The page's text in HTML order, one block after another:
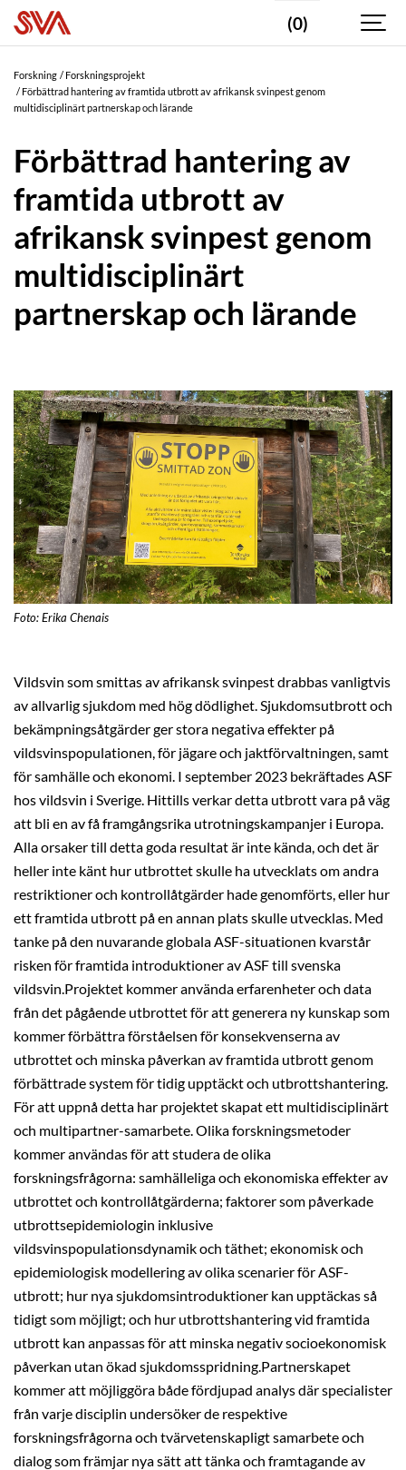
(0)
Forskning
Forskningsprojekt
Förbättrad hantering av framtida utbrott av afrikansk svinpest genom
multidisciplinärt partnerskap och lärande
Förbättrad hantering av
framtida utbrott av
afrikansk svinpest genom
multidisciplinärt
partnerskap och lärande
Foto: Erika Chenais
Vildsvin som smittas av afrikansk svinpest drabbas vanligtvis
av allvarlig sjukdom med hög dödlighet. Sjukdomsutbrott och
bekämpningsåtgärder ger stora negativa effekter på
vildsvinspopulationen, för jägare och jaktförvaltningen, samt
för samhälle och ekonomi. I september 2023 bekräftades ASF
hos vildsvin i Sverige. Hittills verkar detta utbrott vara på väg
att bli en av få framgångsrika utrotningskampanjer i Europa.
Alla orsaker till detta goda resultat är inte kända, och det är
heller inte känt hur utbrottet skulle ha utvecklats om andra
restriktioner och kontrollåtgärder hade genomförts, eller hur
ett framtida utbrott på en annan plats skulle utvecklas. Med
tanke på den nuvarande globala ASF-situationen kvarstår
risken för framtida introduktioner av ASF till svenska
vildsvin.Projektet kommer använda erfarenheter och data
från det pågående utbrottet för att generera ny kunskap som
kommer förbättra förståelsen för konsekvenserna av
utbrottet och minska påverkan av framtida utbrott genom
förbättrade system för tidig upptäckt och utbrottshantering.
För att uppnå detta har projektet skapat ett multidisciplinärt
och multipartner-samarbete. Olika forskningsmetoder
kommer användas för att studera de olika
forskningsfrågorna: samhälleliga och ekonomiska effekter av
utbrottet och kontrollåtgärderna; faktorer som påverkade
utbrottsepidemiologin inklusive
vildsvinspopulationsdynamik och täthet; ekonomisk och
epidemiologisk modellering av olika scenarier för ASF-
utbrott; hur nya sjukdomsintroduktioner kan upptäckas så
tidigt som möjligt; och hur utbrottshantering vid framtida
utbrott kan anpassas för att minska negativ socioekonomisk
påverkan utan ökad sjukdomsspridning.Partnerskapet
kommer att möjliggöra både fördjupad analys där specialister
från varje disciplin undersöker de respektive
forskningsfrågorna och tvärvetenskapligt samarbete och
dialog som främjar nya sätt att tänka och framtagande av